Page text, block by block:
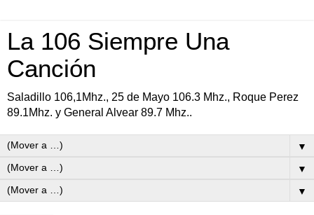
La 106 Siempre Una
Canción
Saladillo 106,1Mhz., 25 de Mayo 106.3 Mhz., Roque Perez
89.1Mhz. y General Alvear 89.7 Mhz..
▼
▼
▼